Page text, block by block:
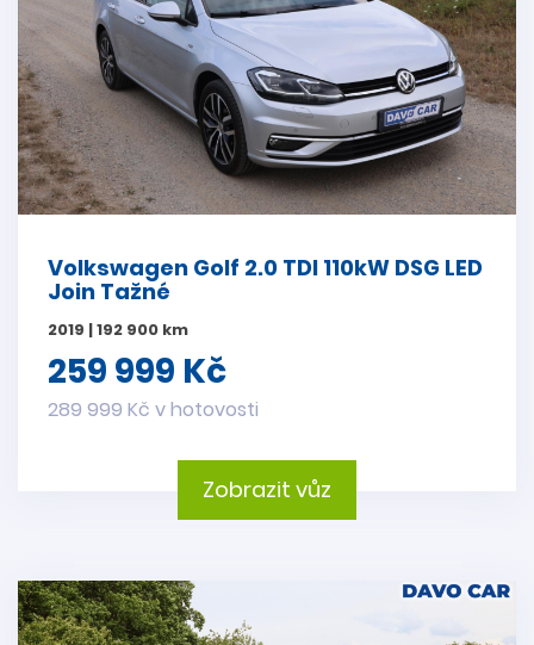
Volkswagen Golf 2.0 TDI 110kW DSG LED
Join Tažné
2019 | 192 900 km
259 999 Kč
289 999 Kč v hotovosti
Zobrazit vůz